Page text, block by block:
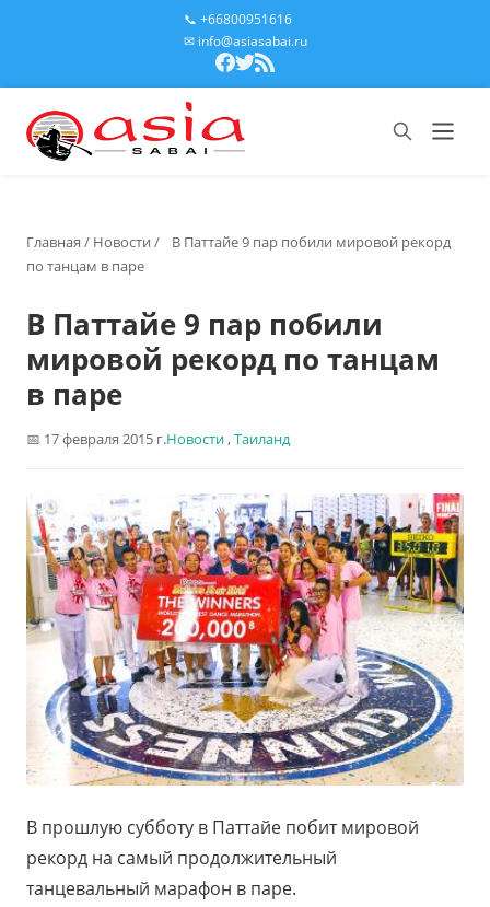
📞 +66800951616
✉ info@asiasabai.ru
Главная / Новости /
В Паттайе 9 пар побили мировой рекорд
по танцам в паре
В Паттайе 9 пар побили
мировой рекорд по танцам
в паре
17 февраля 2015 г.Новости,Таиланд
В прошлую субботу в Паттайе побит мировой
рекорд на самый продолжительный
танцевальный марафон в паре.